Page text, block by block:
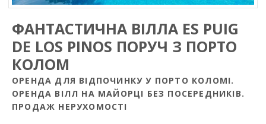
ФАНТАСТИЧНА ВІЛЛА ES PUIG
DE LOS PINOS ПОРУЧ З ПОРТО
КОЛОМ
ОРЕНДА ДЛЯ ВІДПОЧИНКУ У ПОРТО КОЛОМI.
ОРЕНДА ВІЛЛ HA МАЙОРЦІ БЕЗ ПОСЕРЕДНИКІВ.
ПРОДАЖ НЕРУХОМОСТІ